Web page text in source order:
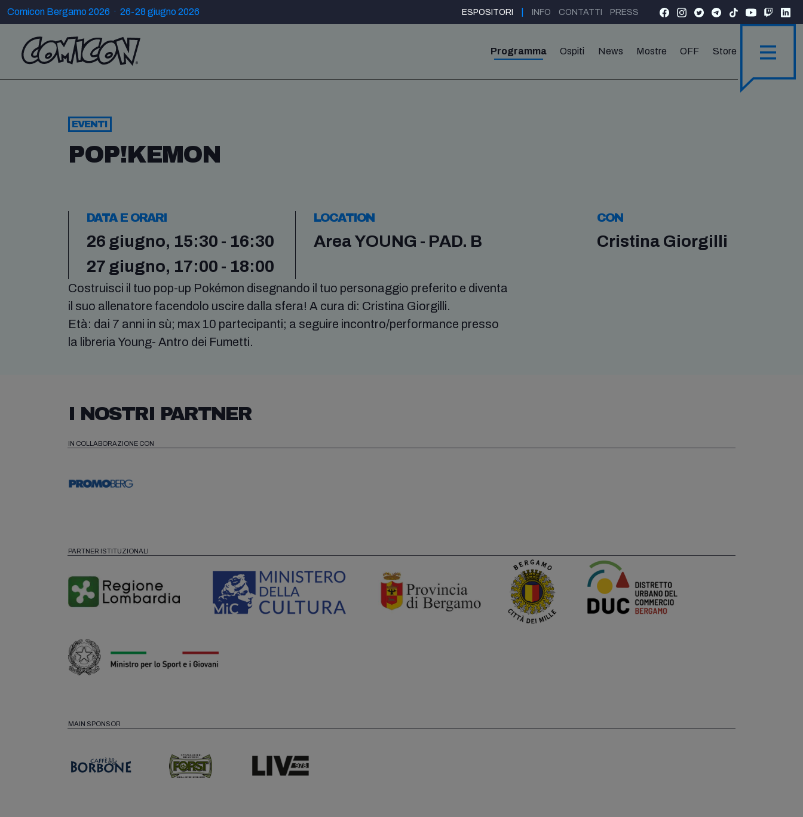
Comicon Bergamo 2026 · 26-28 giugno 2026 ESPOSITORI INFO CONTATTI PRESS
Programma Ospiti News Mostre OFF Store
EVENTI
POP!KEMON
DATA E ORARI
26 giugno, 15:30 - 16:30
27 giugno, 17:00 - 18:00
LOCATION
Area YOUNG - PAD. B
Costruisci il tuo pop-up Pokémon disegnando il tuo personaggio preferito e diventa
il suo allenatore facendolo uscire dalla sfera! A cura di: Cristina Giorgilli.
Età: dai 7 anni in sù; max 10 partecipanti; a seguire incontro/performance presso
la libreria Young- Antro dei Fumetti.
CON
Cristina Giorgilli
I NOSTRI PARTNER
IN COLLABORAZIONE CON
PARTNER ISTITUZIONALI
MAIN SPONSOR